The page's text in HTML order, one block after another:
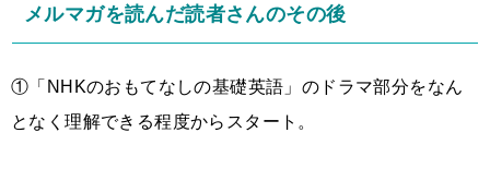
メルマガを読んだ読者さんのその後
①「NHKのおもてなしの基礎英語」のドラマ部分をなん
となく理解できる程度からスタート。